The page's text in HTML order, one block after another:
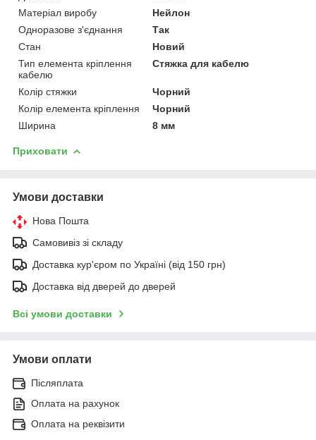
Матеріал виробу
Нейлон
Одноразове з'єднання
Так
Стан
Новий
Тип елемента кріплення
кабелю
Стяжка для кабелю
Колір стяжки
Чорний
Колір елемента кріплення
Чорний
Ширина
8 мм
Приховати
Умови доставки
Нова Пошта
Самовивіз зі складу
Доставка кур'єром по Україні (від 150 грн)
Доставка від дверей до дверей
Всі умови доставки
Умови оплати
Післяплата
Оплата на рахунок
Оплата на реквізити